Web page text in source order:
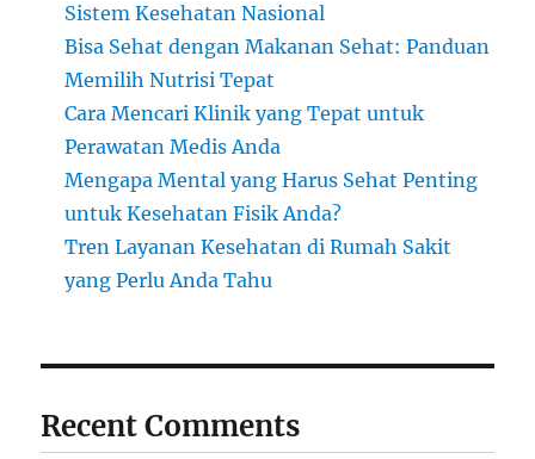
Sistem Kesehatan Nasional
Bisa Sehat dengan Makanan Sehat: Panduan
Memilih Nutrisi Tepat
Cara Mencari Klinik yang Tepat untuk
Perawatan Medis Anda
Mengapa Mental yang Harus Sehat Penting
untuk Kesehatan Fisik Anda?
Tren Layanan Kesehatan di Rumah Sakit
yang Perlu Anda Tahu
Recent Comments